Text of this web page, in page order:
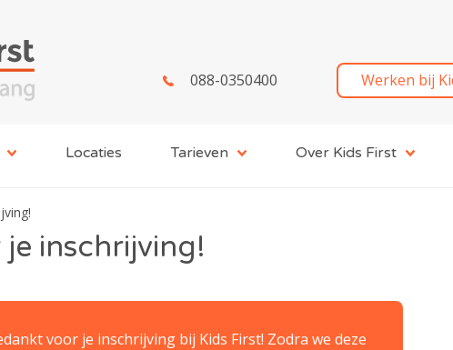
088-0350400 Werken bij
Locaties Tarieven Over Kids First
inschrijving!
voor je inschrijving bij Kids First! Zodra we deze